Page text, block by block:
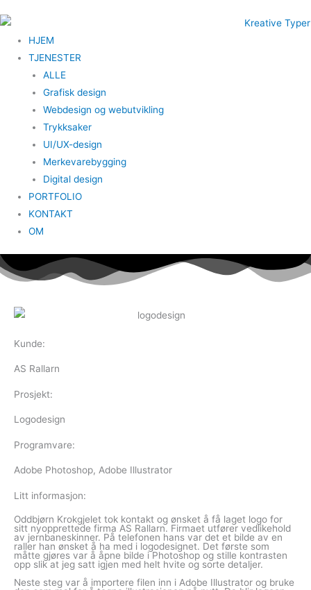
rett
innholdet
HJEM
TJENESTER
ALLE
Grafisk design
Webdesign og webutvikling
Trykksaker
UI/UX-design
Merkevarebygging
Digital design
PORTFOLIO
KONTAKT
OM
Kunde:
AS Rallarn
Prosjekt:
Logodesign
Programvare:
Adobe Photoshop, Adobe Illustrator
Litt informasjon:
Oddbjørn Krokgjelet tok kontakt og ønsket å få laget logo for
sitt nyopprettede firma AS Rallarn. Firmaet utfører vedlikehold
av jernbaneskinner. På telefonen hans var det et bilde av en
raller han ønsket å ha med i logodesignet. Det første som
måtte gjøres var å åpne bilde i Photoshop og stille kontrasten
opp slik at jeg satt igjen med helt hvite og sorte detaljer.
Neste steg var å importere filen inn i Adobe Illustrator og bruke